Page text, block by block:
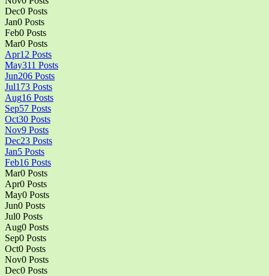
Dec0 Posts
Jan0 Posts
Feb0 Posts
Mar0 Posts
Apr12 Posts
May311 Posts
Jun206 Posts
Jul173 Posts
Aug16 Posts
Sep57 Posts
Oct30 Posts
Nov9 Posts
Dec23 Posts
Jan5 Posts
Feb16 Posts
Mar0 Posts
Apr0 Posts
May0 Posts
Jun0 Posts
Jul0 Posts
Aug0 Posts
Sep0 Posts
Oct0 Posts
Nov0 Posts
Dec0 Posts